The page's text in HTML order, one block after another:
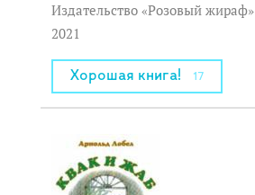
Издательство «Розовый жираф»
2021
Хорошая книга! 17